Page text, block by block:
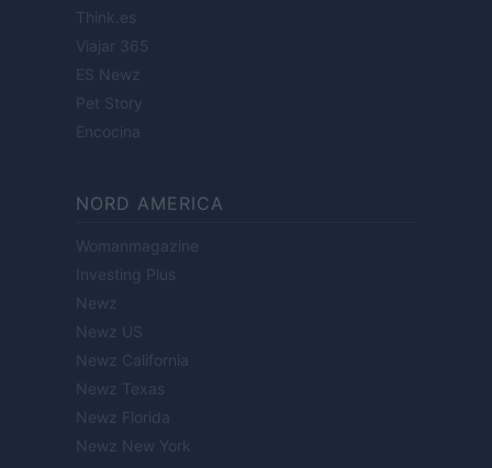
Think.es
Viajar 365
ES Newz
Pet Story
Encocina
NORD AMERICA
Womanmagazine
Investing Plus
Newz
Newz US
Newz California
Newz Texas
Newz Florida
Newz New York